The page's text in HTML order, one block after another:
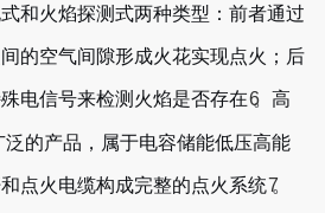
和火焰探测式两种类型：前者通过
的空气间隙形成火花实现点火；后
电信号来检测火焰是否存在6。高
的产品，属于电容储能低压高能
点火电缆构成完整的点火系统7
。